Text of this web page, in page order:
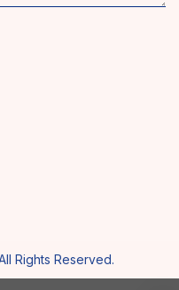
Rights Reserved.